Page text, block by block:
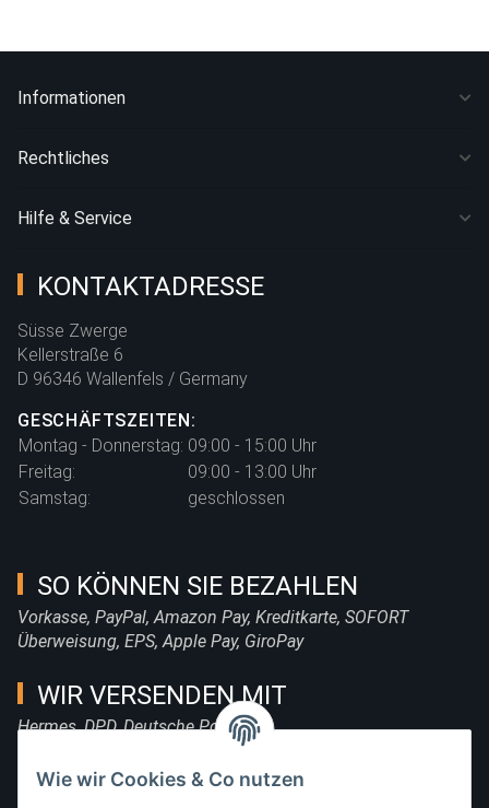
Wie wir Cookies & Co nutzen
Informationen
Rechtliches
Hilfe & Service
KONTAKTADRESSE
Süsse Zwerge
Kellerstraße 6
D 96346 Wallenfels / Germany
GESCHÄFTSZEITEN:
Montag - Donnerstag: 09:00 - 15:00 Uhr
Freitag:
09:00 - 13:00 Uhr
Samstag:
geschlossen
SO KÖNNEN SIE BEZAHLEN
Vorkasse, PayPal, Amazon Pay, Kreditkarte, SOFORT
Überweisung, EPS, Apple Pay, GiroPay
WIR VERSENDEN MIT
Hermes, DPD, Deutsche Post, DHL
FOLGE UNS